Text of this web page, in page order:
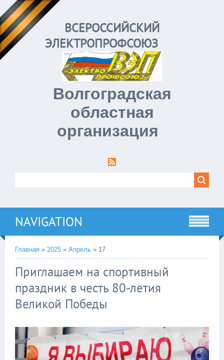
ВСЕРОССИЙСКИЙ
ЭЛЕКТРОПРОФСОЮЗ
Волгоградская
областная
организация
NAVIGATION
Главная » 2025 » Апрель » 17
Приглашаем на спортивный
праздник в честь 80-летия
Великой Победы